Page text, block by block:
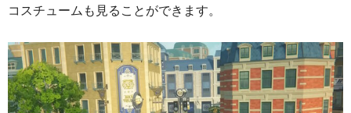
コスチュームも見ることができます。